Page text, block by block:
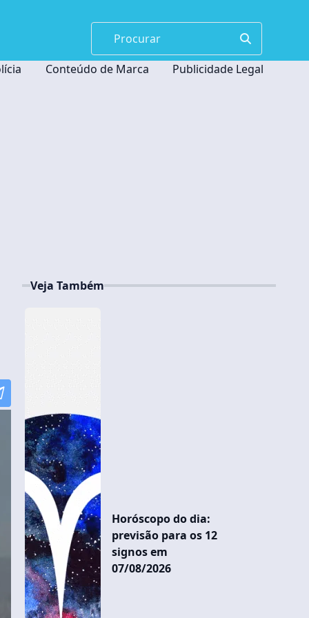
Conteúdo de Marca Publicidade Legal
Veja Também
Horóscopo do dia:
previsão para os 12
signos em
07/08/2026